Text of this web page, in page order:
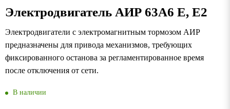
Электродвигатель АИР 63А6 Е, Е2
Электродвигатели с электромагнитным тормозом АИР
предназначены для привода механизмов, требующих
фиксированного останова за регламентированное время
после отключения от сети.
В наличии